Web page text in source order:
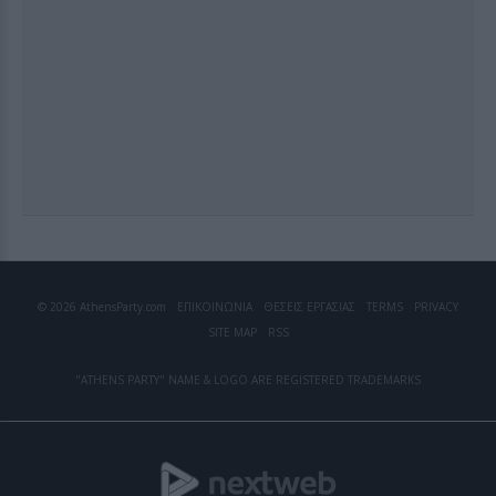
© 2026 AthensParty.com ΕΠΙΚΟΙΝΩΝΙΑ ΘΕΣΕΙΣ ΕΡΓΑΣΙΑΣ TERMS
PRIVACY
SITE MAP
RSS
"ATHENS PARTY" NAME & LOGO ARE REGISTERED TRADEMARKS